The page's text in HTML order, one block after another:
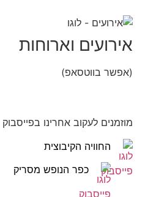
אירועים וארוחות
(אפשר בווטסאפ)
מוזמנים לעקוב אחרינו בפייסבוק
החוויה הקיבוצית
כפר הנופש מסריק